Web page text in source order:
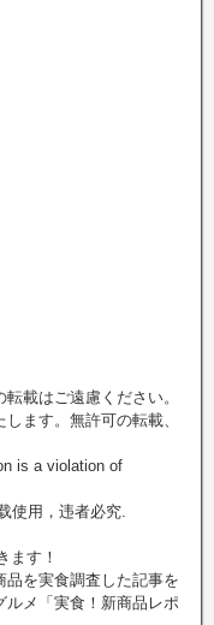
載はご遠慮ください。
ます。無許可の転載、
is a violation of
使用，违者必究.
ます！
を実食調査した記事を
ルメ「実食！新商品レポ